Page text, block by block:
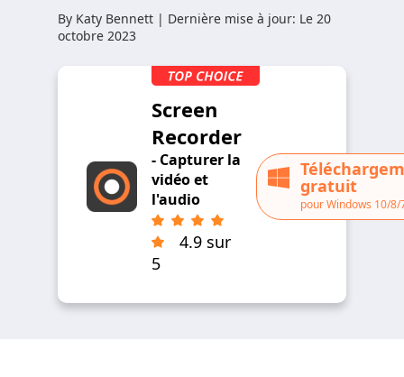
By Katy Bennett | Dernière mise à jour: Le 20
octobre 2023
Screen
Recorder
- Capturer la
vidéo et
l'audio
4.9 sur
5
gratuit
pour Windows 10/8/